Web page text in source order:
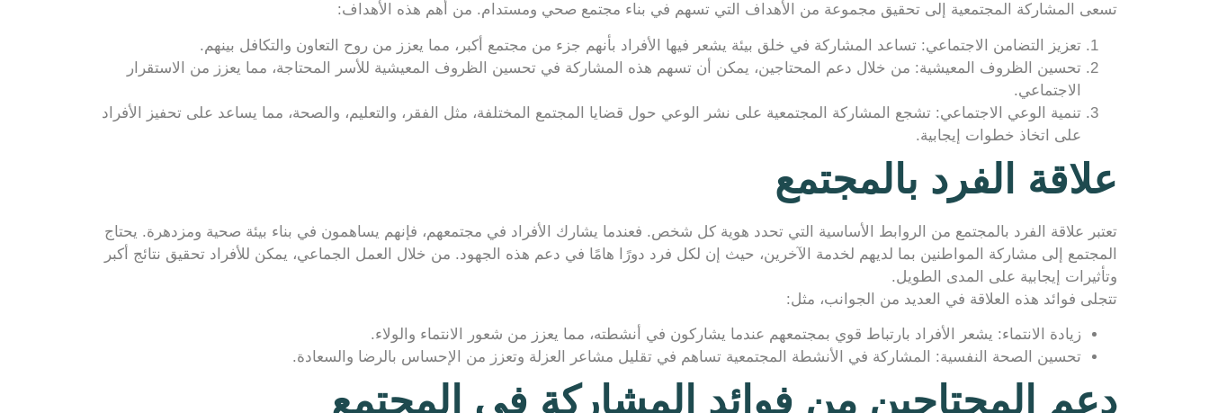
تسعى المشاركة المجتمعية إلى تحقيق مجموعة من الأهداف التي تسهم في بناء مجتمع صحي ومستدام. من أهم هذه الأهداف:
تعزيز التضامن الاجتماعي: تساعد المشاركة في خلق بيئة يشعر فيها الأفراد بأنهم جزء من مجتمع أكبر، مما يعزز من روح التعاون والتكافل بينهم.
تحسين الظروف المعيشية: من خلال دعم المحتاجين، يمكن أن تسهم هذه المشاركة في تحسين الظروف المعيشية للأسر المحتاجة، مما يعزز من الاستقرار
الاجتماعي.
تنمية الوعي الاجتماعي: تشجع المشاركة المجتمعية على نشر الوعي حول قضايا المجتمع المختلفة، مثل الفقر، والتعليم، والصحة، مما يساعد على تحفيز الأفراد
على اتخاذ خطوات إيجابية.
علاقة الفرد بالمجتمع
تعتبر علاقة الفرد بالمجتمع من الروابط الأساسية التي تحدد هوية كل شخص. فعندما يشارك الأفراد في مجتمعهم، فإنهم يساهمون في بناء بيئة صحية ومزدهرة. يحتاج
المجتمع إلى مشاركة المواطنين بما لديهم لخدمة الآخرين، حيث إن لكل فرد دورًا هامًا في دعم هذه الجهود. من خلال العمل الجماعي، يمكن للأفراد تحقيق نتائج أكبر
وتأثيرات إيجابية على المدى الطويل.
تتجلى فوائد هذه العلاقة في العديد من الجوانب، مثل:
زيادة الانتماء: يشعر الأفراد بارتباط قوي بمجتمعهم عندما يشاركون في أنشطته، مما يعزز من شعور الانتماء والولاء.
تحسين الصحة النفسية: المشاركة في الأنشطة المجتمعية تساهم في تقليل مشاعر العزلة وتعزز من الإحساس بالرضا والسعادة.
دعم المحتاجين من فوائد المشاركة في المجتمع